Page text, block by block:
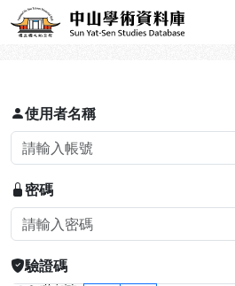
跳到主要內容
中山學術資料庫
登入
使用者名稱
密碼
驗證碼